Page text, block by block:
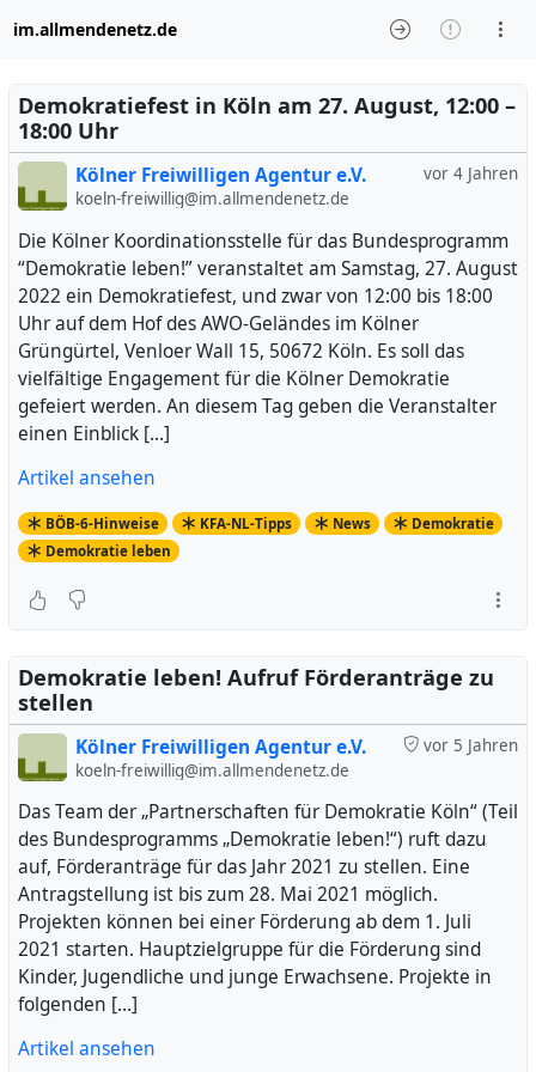
im.allmendenetz.de
Demokratiefest in Köln am 27. August, 12:00 –
18:00 Uhr
vor 4 Jahren
Kölner Freiwilligen Agentur e.V.
koeln-freiwillig@im.allmendenetz.de
Die Kölner Koordinationsstelle für das Bundesprogramm
“Demokratie leben!” veranstaltet am Samstag, 27. August
2022 ein Demokratiefest, und zwar von 12:00 bis 18:00
Uhr auf dem Hof des AWO-Geländes im Kölner
Grüngürtel, Venloer Wall 15, 50672 Köln. Es soll das
vielfältige Engagement für die Kölner Demokratie
gefeiert werden. An diesem Tag geben die Veranstalter
einen Einblick […]
Artikel ansehen
BÖB-6-Hinweise KFA-NL-Tipps News
Demokratie
Demokratie leben
Demokratie leben! Aufruf Förderanträge zu
stellen
vor 5 Jahren
Kölner Freiwilligen Agentur e.V.
koeln-freiwillig@im.allmendenetz.de
Das Team der „Partnerschaften für Demokratie Köln“ (Teil
des Bundesprogramms „Demokratie leben!“) ruft dazu
auf, Förderanträge für das Jahr 2021 zu stellen. Eine
Antragstellung ist bis zum 28. Mai 2021 möglich.
Projekten können bei einer Förderung ab dem 1. Juli
2021 starten. Hauptzielgruppe für die Förderung sind
Kinder, Jugendliche und junge Erwachsene. Projekte in
folgenden […]
Artikel ansehen